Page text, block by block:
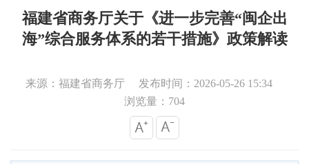
福建省商务厅关于《进一步完善“闽企出
海”综合服务体系的若干措施》政策解读
来源：福建省商务厅
发布时间：2026-05-26 15:34
浏览量：704